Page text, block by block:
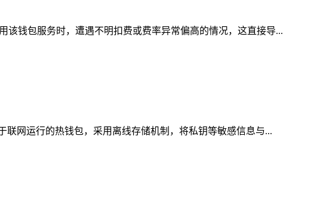
该钱包服务时，遭遇不明扣费或费率异常偏高的情况，这直接导...
联网运行的热钱包，采用离线存储机制，将私钥等敏感信息与...